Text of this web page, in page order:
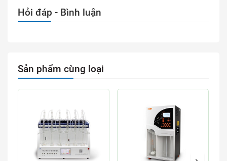
Hỏi đáp - Bình luận
Sản phẩm cùng loại